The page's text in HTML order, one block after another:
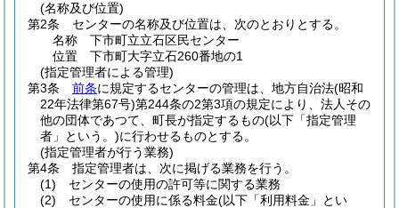
(名称及び位置)
第2条
センターの名称及び位置は、次のとおりとする。
名称 下市町立立石区民センター
位置 下市町大字立石260番地の1
(指定管理者による管理)
第3条
前条に規定するセンターの管理は、地方自治法(昭和
22年法律第67号)第244条の2第3項の規定により、法人その
他の団体であつて、町長が指定するもの(以下「指定管理
者」という。)に行わせるものとする。
(指定管理者が行う業務)
第4条
指定管理者は、次に掲げる業務を行う。
(1)
センターの使用の許可等に関する業務
(2)
センターの使用に係る料金(以下「利用料金」とい